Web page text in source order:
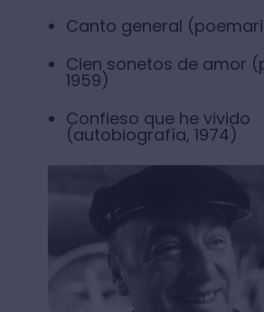
Canto general
Cien sonetos de amor
1959)
Confieso que he vivido
(autobiografía, 1974)